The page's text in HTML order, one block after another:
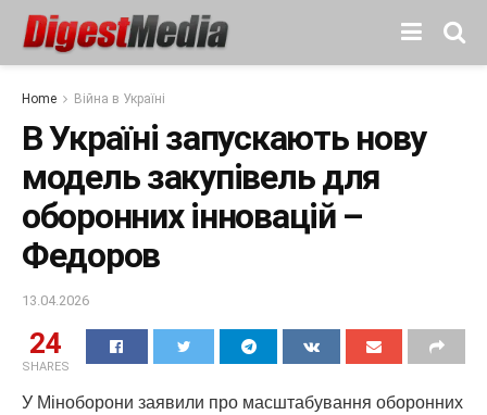
Home Війна в Україні
В Україні запускають нову
модель закупівель для
оборонних інновацій –
Федоров
13.04.2026
24
SHARES
У Міноборони заявили про масштабування оборонних